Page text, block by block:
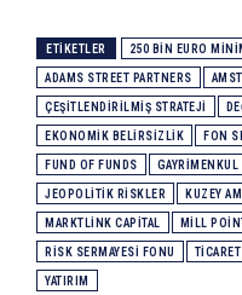
ETIKETLER 250 BIN EURO
ADAMS STREET PARTNERS
ÇEŞITLENDIRILMIŞ STRATEJI
EKONOMIK BELIRSIZLIK FON
FUND OF FUNDS GAYRIMENKUL
JEOPOLITIK RISKLER KUZEY
MARKTLINK CAPITAL MILL
RISK SERMAYESI FONU
YATIRIM